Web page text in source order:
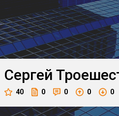
Сергей
40 0 0 0 0